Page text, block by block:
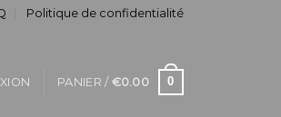
Politique de confidentialité
PANIER / €0.00 0